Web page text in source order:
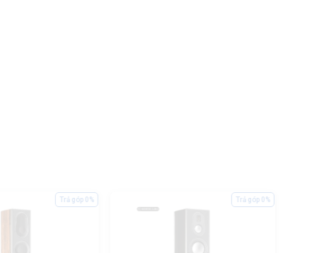
Trả góp 0% Trả góp 0%